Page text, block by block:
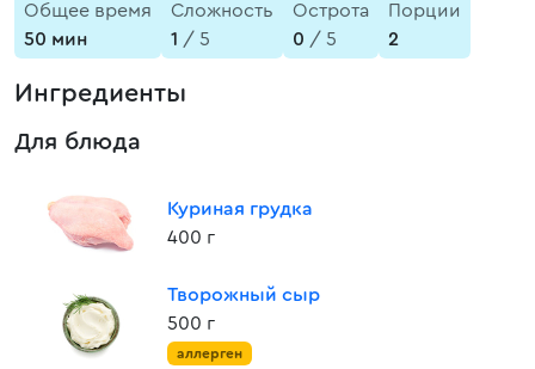
Общее время
50 мин
Сложность
1 / 5
Острота
0 / 5
Порции
2
Ингредиенты
Для блюда
Куриная грудка
400 г
Творожный сыр
500 г
аллерген